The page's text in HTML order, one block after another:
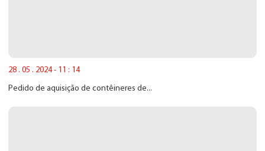
28 . 05 . 2024 - 11 : 14
Pedido de aquisição de contêineres de...